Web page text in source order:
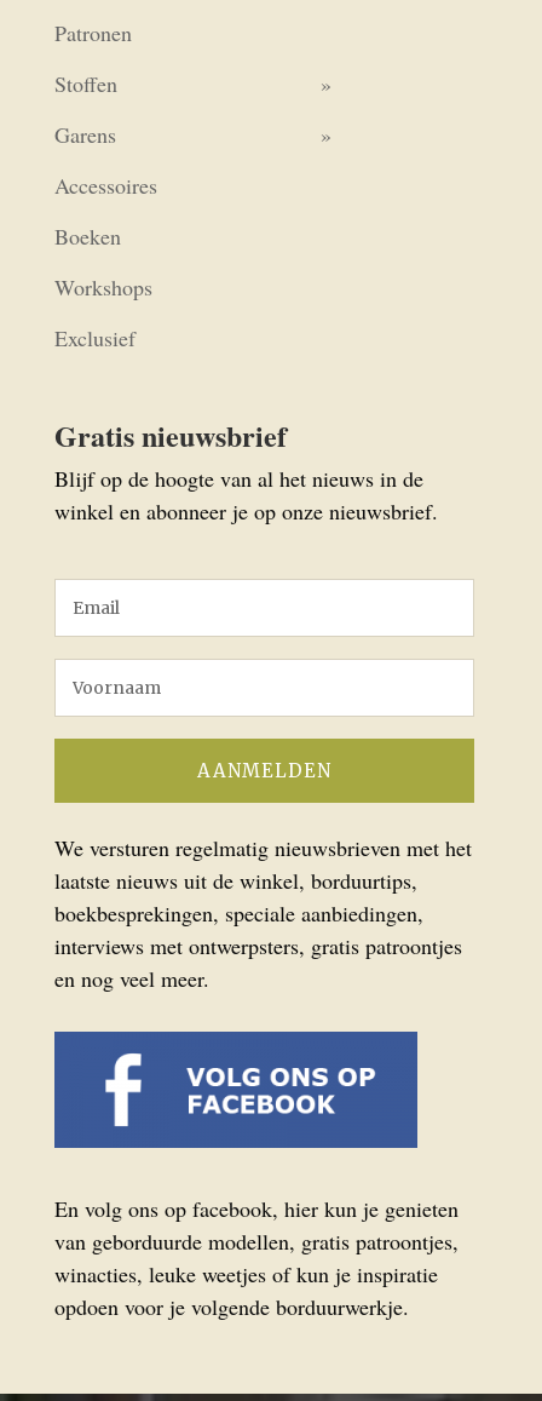
Patronen
Stoffen
Garens
Accessoires
Boeken
Workshops
Exclusief
Gratis nieuwsbrief
Blijf op de hoogte van al het nieuws in de
winkel en abonneer je op onze nieuwsbrief.
We versturen regelmatig nieuwsbrieven met het
laatste nieuws uit de winkel, borduurtips,
boekbesprekingen, speciale aanbiedingen,
interviews met ontwerpsters, gratis patroontjes
en nog veel meer.
En volg ons op facebook, hier kun je genieten
van geborduurde modellen, gratis patroontjes,
winacties, leuke weetjes of kun je inspiratie
opdoen voor je volgende borduurwerkje.